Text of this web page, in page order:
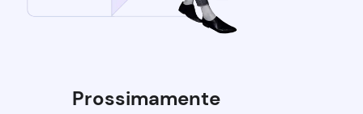
Prossimamente